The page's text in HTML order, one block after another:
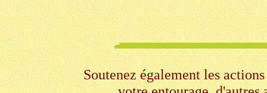
Soutenez également les